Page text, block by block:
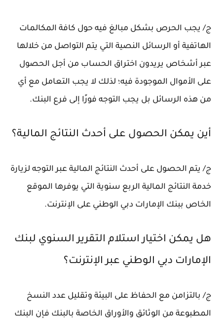
ج/ يجب الحرص بشكل مبالغ فيه حول كافة المكالمات
الهاتفية أو الرسائل النصية التي يتم التواصل من خلالها
عبر أشخاص يريدون اختراق الحساب من أجل الحصول
على الأموال الموجودة فيه؛ لذلك لا يجب التعامل مع أي
من هذه الرسائل بل يجب التوجه فورًا إلى فرع البنك.
أين يمكن الحصول على أحدث النتائج المالية؟
ج/ يتم الحصول على أحدث النتائج المالية عبر التوجه لزيارة
خدمة النتائج المالية الربع سنوية التي يوفرها الموقع
الخاص ببنك الإمارات دبي الوطني على الإنترنت.
هل يمكن اختيار استلام التقرير السنوي لبنك
الإمارات دبي الوطني عبر الإنترنت؟
ج/ بالتزامن مع الحفاظ على البيئة وتقليل عدد النسخ
المطبوعة من الوثائق والأوراق الخاصة بالبنك فإن البنك